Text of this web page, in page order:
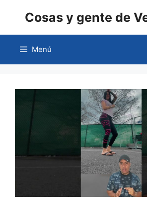
Cosas y gente de
Menú